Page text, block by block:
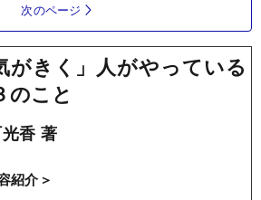
次のページ
がきく」人がやっている
のこと
香 著
紹介＞